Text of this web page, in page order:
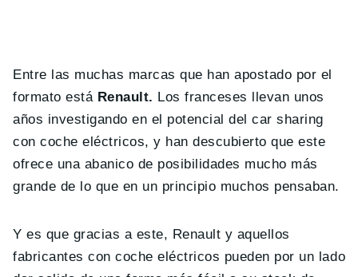
Entre las muchas marcas que han apostado por el
formato está Renault. Los franceses llevan unos
años investigando en el potencial del car sharing
con coche eléctricos, y han descubierto que este
ofrece una abanico de posibilidades mucho más
grande de lo que en un principio muchos pensaban.
Y es que gracias a este, Renault y aquellos
fabricantes con coche eléctricos pueden por un lado